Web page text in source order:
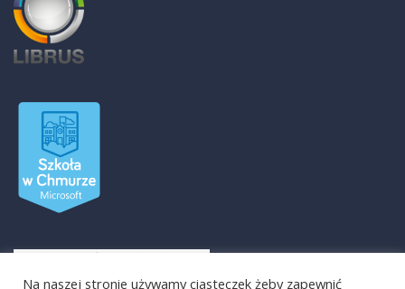
Na naszej stronie używamy ciasteczek żeby zapewnić